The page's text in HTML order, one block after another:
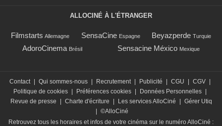
ALLOCINÉ À L'ÉTRANGER
Filmstarts Allemagne SensaCine Espagne Beyazperde Turquie
AdoroCinema Brésil Sensacine México Mexique
Contact Qui sommes-nous Recrutement Publicité CGU CGV
Politique de cookies
Préférences cookies Données Personnelles
Revue de presse
Charte d'écriture Les services AlloCiné
Gérer Utiq
©AlloCiné
Retrouvez tous les horaires et infos de votre cinéma sur le numéro AlloCiné :